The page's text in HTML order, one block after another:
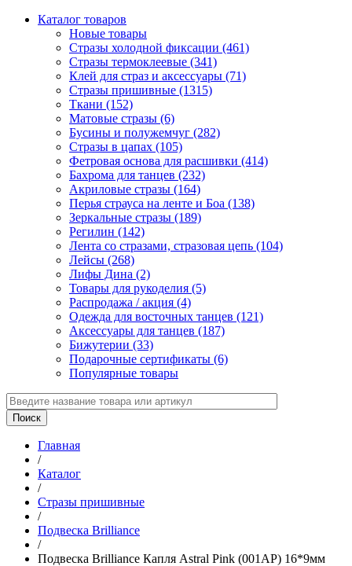
Каталог товаров
Новые товары
Стразы холодной фиксации (461)
Стразы термоклеевые (341)
Клей для страз и аксессуары (71)
Стразы пришивные (1315)
Ткани (152)
Матовые стразы (6)
Бусины и полужемчуг (282)
Стразы в цапах (105)
Фетровая основа для расшивки (414)
Бахрома для танцев (232)
Акриловые стразы (164)
Перья страуса на ленте и Боа (138)
Зеркальные стразы (189)
Регилин (142)
Лента со стразами, стразовая цепь (104)
Лейсы (268)
Лифы Дина (2)
Товары для рукоделия (5)
Распродажа / акция (4)
Одежда для восточных танцев (121)
Аксессуары для танцев (187)
Бижутерии (33)
Подарочные сертификаты (6)
Популярные товары
Главная
/
Каталог
/
Стразы пришивные
/
Подвеска Brilliance
/
Подвеска Brilliance Капля Astral Pink (001AP) 16*9мм